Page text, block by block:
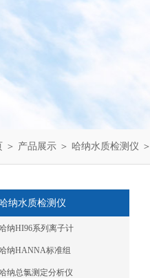
＞ 产品展示 ＞ 哈纳水质检测仪 ＞
纳水质检测仪
纳HI96系列离子计
纳HANNA标准组
纳总氯测定分析仪